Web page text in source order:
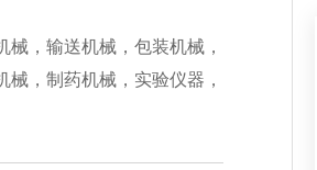
，输送机械，包装机械，
，制药机械，实验仪器，